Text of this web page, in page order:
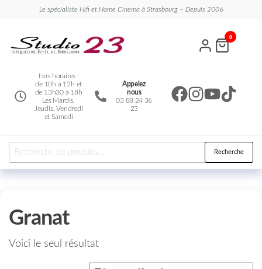
Le spécialiste Hifi et Home Cinema à Strasbourg – Depuis 2006
Nos horaires :
de 10h à 12h et
de 13h30 à 18h
Les Mardis,
Jeudis, Vendredi
et Samedi
Appelez
nous
03 88 24 36
23
0
Recherche
Granat
Voici le seul résultat